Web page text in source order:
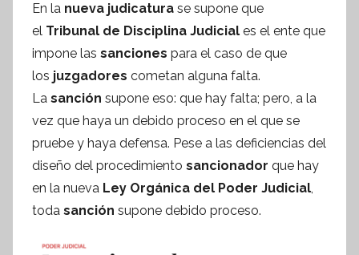
r
S
í
n
t
e
s
i
s
En la nueva judicatura se supone que
el Tribunal de Disciplina Judicial es el ente que
impone las sanciones para el caso de que
los juzgadores cometan alguna falta.
La sanción supone eso: que hay falta; pero, a la
vez que haya un debido proceso en el que se
pruebe y haya defensa. Pese a las deficiencias del
diseño del procedimiento sancionador que hay
en la nueva Ley Orgánica del Poder Judicial,
toda sanción supone debido proceso.